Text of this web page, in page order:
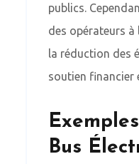
publics.
des opérateurs
la réduction des
soutien
Bus